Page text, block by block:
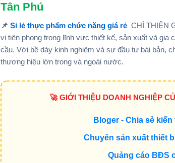
Tân Phú
📌 Sỉ lẻ thực phẩm chức năng giá rẻ CHÍ THIỆN
vị tiên phong trong lĩnh vực thiết kế, sản xuất và
cầu. Với bề dày kinh nghiệm và sự đầu tư bài bản,
thương hiệu lớn trong và ngoài nước.
🚀 GIỚI THIỆU DOANH NGHIỆP
Bloger - Chia sẻ
Chuyên sản xuất thiết
Quảng cáo BĐS